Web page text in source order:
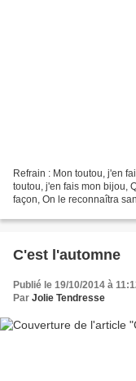
Refrain : Mon toutou, j'en
toutou, j'en fais mon bijou,
façon, On le reconnaîtra
C'est l'automne
Publié le 19/10/2014 à
Par Jolie Tendresse